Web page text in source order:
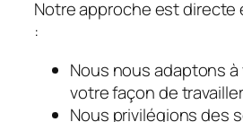
Notre approche est directe
:
Nous nous adaptons
votre façon de travailler
Nous privilégions des